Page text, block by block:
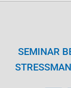
SEMINAR